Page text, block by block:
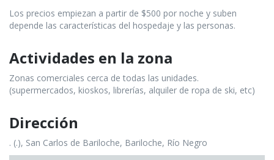
Los precios empiezan a partir de $500 por noche y suben
depende las características del hospedaje y las personas.
Actividades en la zona
Zonas comerciales cerca de todas las unidades.
(supermercados, kioskos, librerías, alquiler de ropa de ski, etc)
Dirección
. (.), San Carlos de Bariloche, Bariloche, Río Negro